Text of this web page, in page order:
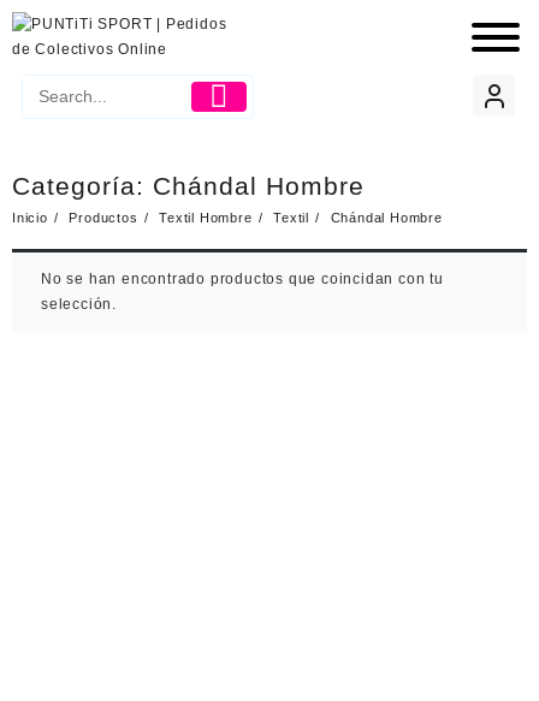
Categoría: Chándal Hombre
Inicio Productos Textil Hombre Textil Chándal Hombre
No se han encontrado productos que coincidan con tu
selección.